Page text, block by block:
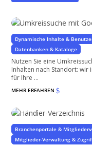
für alle WordPress-Inhalte
Dynamische Inhalte &
Datenbanken & Kataloge
Nutzen Sie eine
Inhalten nach Standort:
für Ihre ...
MEHR ERFAHREN$
Händler-Verzeichnis
Optimale Lösungen für Ihre
Branchenportale &
Mitglieder-Verwaltung &